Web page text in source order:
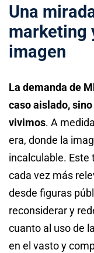
Una
marketing
imagen
La demanda de
caso aislado,
vivimos. A
era, donde la
incalculable. Este
cada vez más
desde figuras
reconsiderar y
cuanto al uso de
en el vasto y